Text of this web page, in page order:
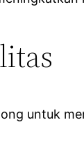
untuk